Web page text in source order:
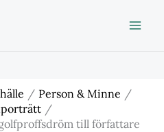
Person & Minne
till författare